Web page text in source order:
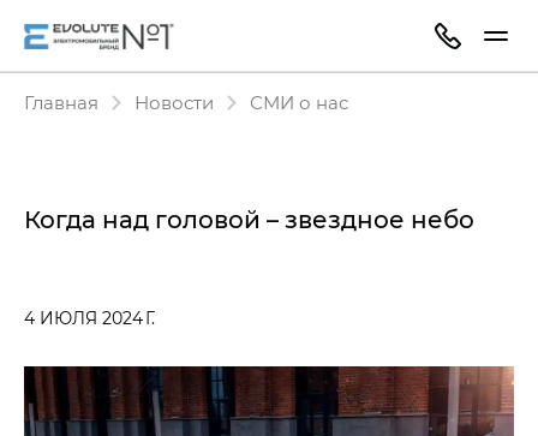
Главная Новости СМИ о нас
Когда над головой – звездное небо
4 ИЮЛЯ 2024 Г.